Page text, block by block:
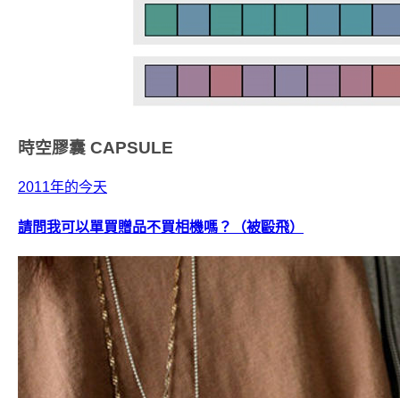
時空膠囊 CAPSULE
2011年的今天
請問我可以單買贈品不買相機嗎？（被毆飛）